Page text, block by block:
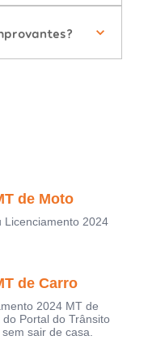
de Moto
Licenciamento 2024
de Carro
2024 MT de
Portal do Trânsito
sair de casa.